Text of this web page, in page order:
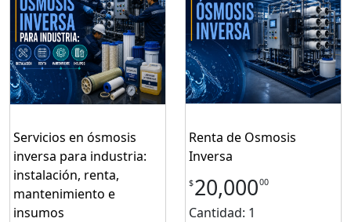
Servicios en ósmosis
inversa para industria:
instalación, renta,
mantenimiento e
insumos
Renta de Osmosis
Inversa
$20,00000
Cantidad: 1